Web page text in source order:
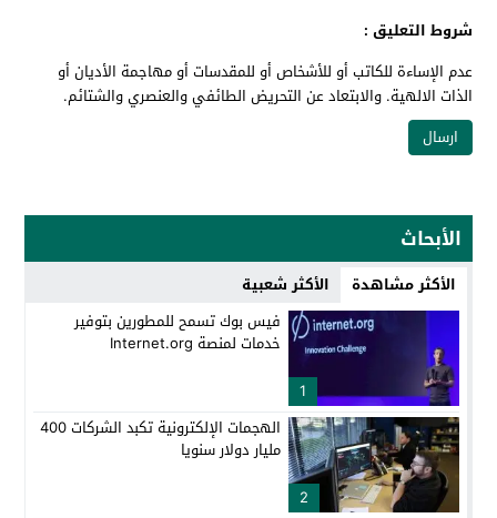
شروط التعليق :
عدم الإساءة للكاتب أو للأشخاص أو للمقدسات أو مهاجمة الأديان أو
الذات الالهية. والابتعاد عن التحريض الطائفي والعنصري والشتائم.
الأبحاث
الأكثر مشاهدة الأكثر شعبية
1
فيس بوك تسمح للمطورين بتوفير
خدمات لمنصة Internet.org
2
الهجمات الإلكترونية تكبد الشركات 400
مليار دولار سنويا